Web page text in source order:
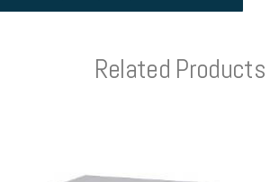
Related Products